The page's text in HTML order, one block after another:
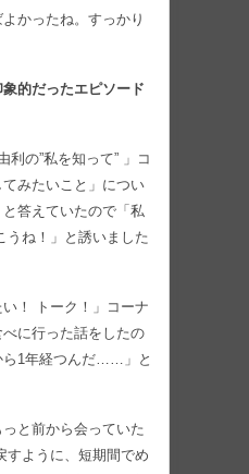
かったね。すっかり
的だったエピソード
利の”私を知って” 」コ
みたいこと」につい
答えていたので「私
うね！」と誘いました
い！ トーク！」コーナ
に行った話をしたの
ら1年経つんだ……」と
っと前から会っていた
すように、短期間でめ